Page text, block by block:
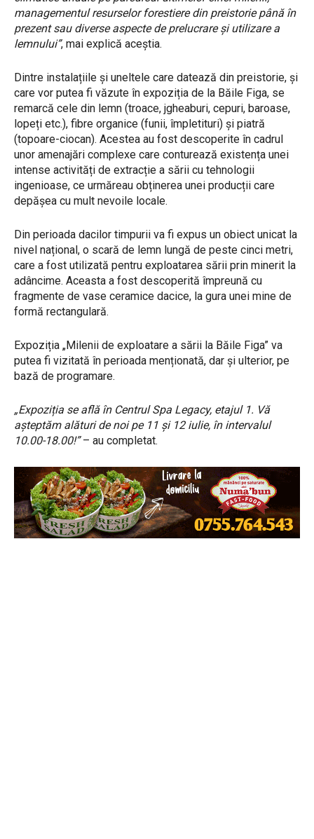
managementul resurselor forestiere din preistorie până în
prezent sau diverse aspecte de prelucrare și utilizare a
lemnului”, mai explică aceștia.
Dintre instalațiile și uneltele care datează din preistorie, și
care vor putea fi văzute în expoziția de la Băile Figa, se
remarcă cele din lemn (troace, jgheaburi, cepuri, baroase,
lopeți etc.), fibre organice (funii, împletituri) și piatră
(topoare-ciocan). Acestea au fost descoperite în cadrul
unor amenajări complexe care conturează existența unei
intense activități de extracție a sării cu tehnologii
ingenioase, ce urmăreau obținerea unei producții care
depășea cu mult nevoile locale.
Din perioada dacilor timpurii va fi expus un obiect unicat la
nivel național, o scară de lemn lungă de peste cinci metri,
care a fost utilizată pentru exploatarea sării prin minerit la
adâncime. Aceasta a fost descoperită împreună cu
fragmente de vase ceramice dacice, la gura unei mine de
formă rectangulară.
Expoziția „Milenii de exploatare a sării la Băile Figa” va
putea fi vizitată în perioada menționată, dar și ulterior, pe
bază de programare.
„Expoziția se află în Centrul Spa Legacy, etajul 1. Vă
așteptăm alături de noi pe 11 și 12 iulie, în intervalul
10.00-18.00!”– au completat.